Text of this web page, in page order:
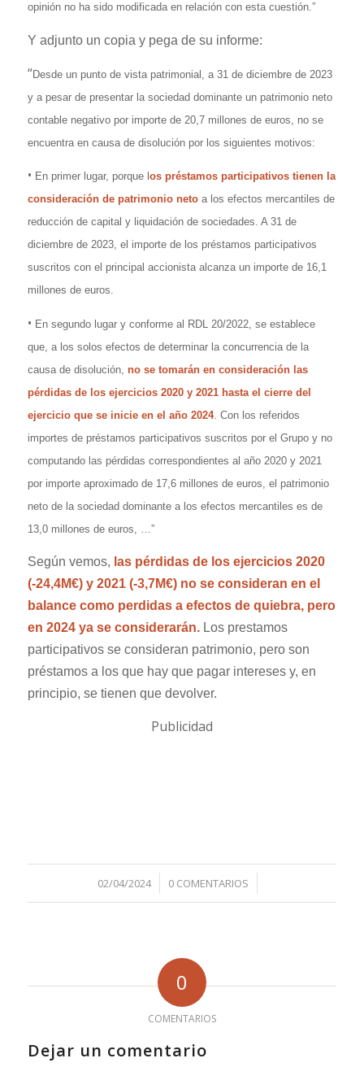
opinión no ha sido modificada en relación con esta cuestión.”
Y adjunto un copia y pega de su informe:
“Desde un punto de vista patrimonial, a 31 de diciembre de 2023
y a pesar de presentar la sociedad dominante un patrimonio neto
contable negativo por importe de 20,7 millones de euros, no se
encuentra en causa de disolución por los siguientes motivos:
• En primer lugar, porque l os préstamos participativos tienen la
consideración de patrimonio netoa los efectos mercantiles de
reducción de capital y liquidación de sociedades. A 31 de
diciembre de 2023, el importe de los préstamos participativos
suscritos con el principal accionista alcanza un importe de 16,1
millones de euros.
• En segundo lugar y conforme al RDL 20/2022, se establece
que, a los solos efectos de determinar la concurrencia de la
causa de disolución, no se tomarán en consideración las
pérdidas de los ejercicios 2020 y 2021 hasta el cierre del
ejercicio que se inicie en el año 2024. Con los referidos
importes de préstamos participativos suscritos por el Grupo y no
computando las pérdidas correspondientes al año 2020 y 2021
por importe aproximado de 17,6 millones de euros, el patrimonio
neto de la sociedad dominante a los efectos mercantiles es de
13,0 millones de euros, …”
Según vemos, las pérdidas de los ejercicios 2020
(-24,4M€) y 2021 (-3,7M€) no se consideran en el
balance como perdidas a efectos de quiebra, pero
en 2024 ya se considerarán.Los prestamos
participativos se consideran patrimonio, pero son
préstamos a los que hay que pagar intereses y, en
principio, se tienen que devolver.
Publicidad
02/04/2024
/ 0 COMENTARIOS
/
0
COMENTARIOS
Dejar un comentario